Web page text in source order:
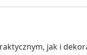
jak i